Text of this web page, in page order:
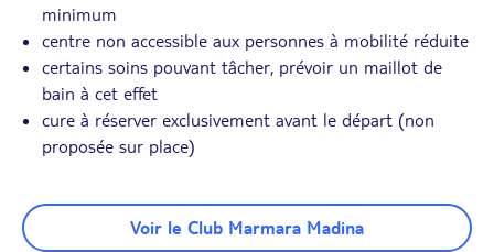
minimum
centre non accessible aux personnes à mobilité réduite
certains soins pouvant tâcher, prévoir un maillot de
bain à cet effet
cure à réserver exclusivement avant le départ (non
proposée sur place)
Voir le Club Marmara Madina